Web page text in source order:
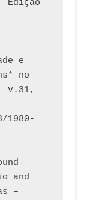
Edição
e
no
v.31,
1980-
and
–